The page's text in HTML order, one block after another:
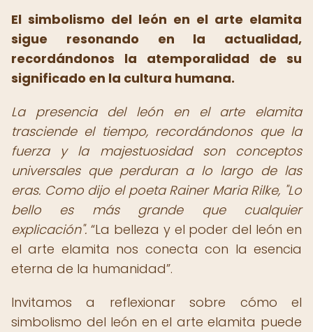
El simbolismo del león en el arte elamita
sigue resonando en la actualidad,
recordándonos la atemporalidad de su
significado en la cultura humana.
La presencia del león en el arte elamita
trasciende el tiempo, recordándonos que la
fuerza y la majestuosidad son conceptos
universales que perduran a lo largo de las
eras. Como dijo el poeta Rainer Maria Rilke, "Lo
bello es más grande que cualquier
explicación". La belleza y el poder del león en
el arte elamita nos conecta con la esencia
eterna de la humanidad .
Invitamos a reflexionar sobre cómo el
simbolismo del león en el arte elamita puede